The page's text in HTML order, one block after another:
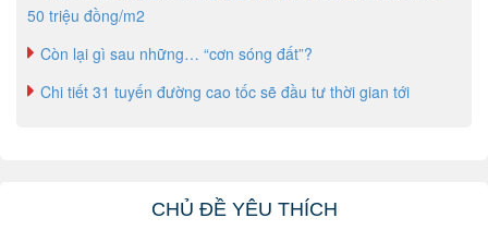
50 triệu đồng/m2
Còn lại gì sau những… “cơn sóng đất”?
Chi tiết 31 tuyến đường cao tốc sẽ đầu tư thời gian tới
CHỦ ĐỀ YÊU THÍCH